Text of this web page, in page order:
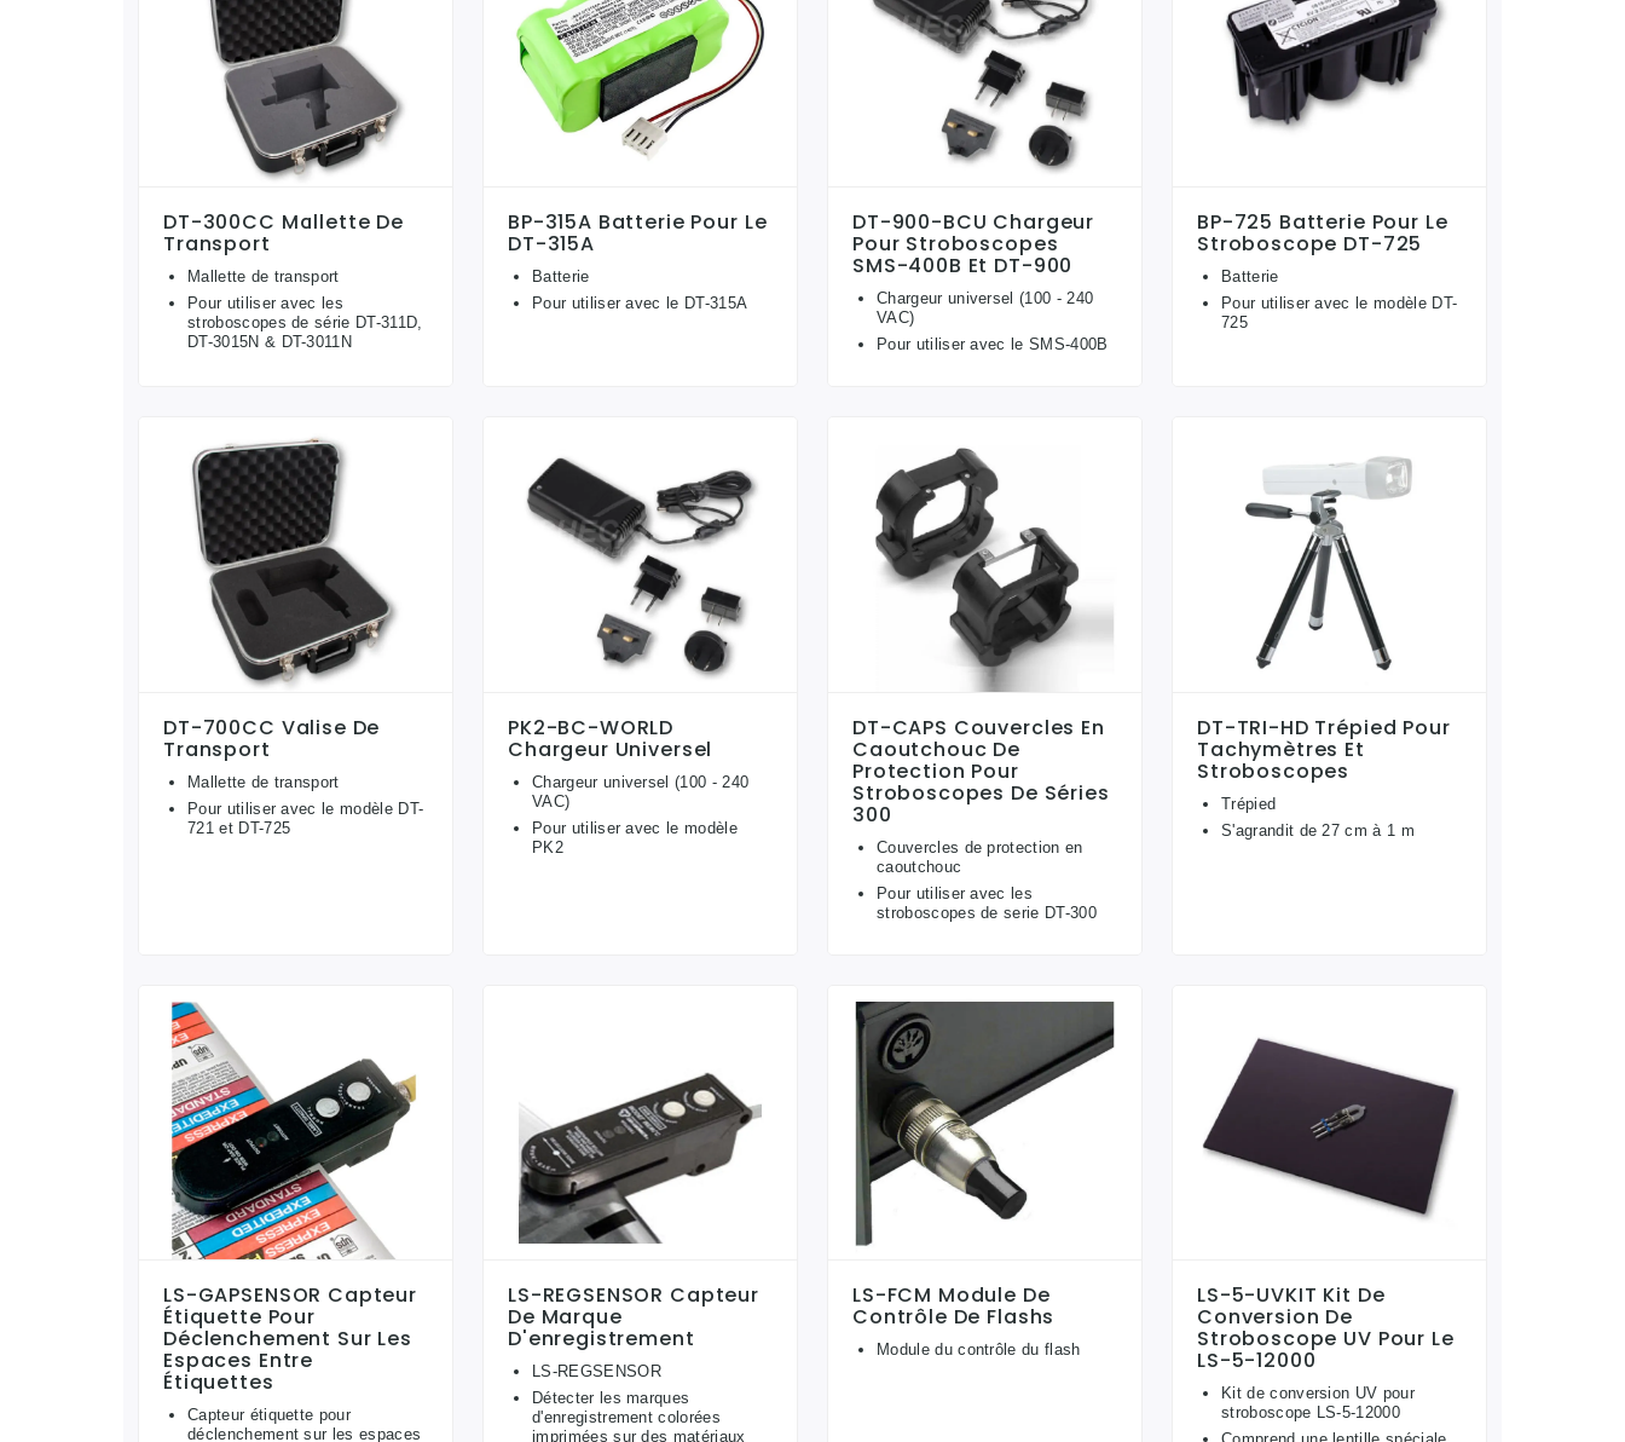
DT-300CC Mallette De
Transport
Mallette de transport
Pour utiliser avec les
stroboscopes de série DT-311D,
DT-3015N & DT-3011N
BP-315A Batterie Pour Le
DT-315A
Batterie
Pour utiliser avec le DT-315A
DT-900-BCU Chargeur
Pour Stroboscopes
SMS-400B Et DT-900
Chargeur universel (100 - 240
VAC)
Pour utiliser avec le SMS-400B
BP-725 Batterie Pour Le
Stroboscope DT-725
Batterie
Pour utiliser avec le modèle DT-
725
DT-700CC Valise De
Transport
Mallette de transport
Pour utiliser avec le modèle DT-
721 et DT-725
PK2-BC-WORLD
Chargeur Universel
Chargeur universel (100 - 240
VAC)
Pour utiliser avec le modèle
PK2
DT-CAPS Couvercles En
Caoutchouc De
Protection Pour
Stroboscopes De Séries
300
Couvercles de protection en
caoutchouc
Pour utiliser avec les
stroboscopes de serie DT-300
DT-TRI-HD Trépied Pour
Tachymètres Et
Stroboscopes
Trépied
S'agrandit de 27 cm à 1 m
LS-GAPSENSOR Capteur
Étiquette Pour
Déclenchement Sur Les
Espaces Entre
Étiquettes
Capteur étiquette pour
déclenchement sur les espaces
LS-REGSENSOR Capteur
De Marque
D'enregistrement
LS-REGSENSOR
Détecter les marques
d'enregistrement colorées
imprimées sur des matériaux
LS-FCM Module De
Contrôle De Flashs
Module du contrôle du flash
LS-5-UVKIT Kit De
Conversion De
Stroboscope UV Pour Le
LS-5-12000
Kit de conversion UV pour
stroboscope LS-5-12000